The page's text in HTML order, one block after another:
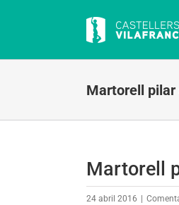
Martorell pilar
Martorell
24 abril 2016